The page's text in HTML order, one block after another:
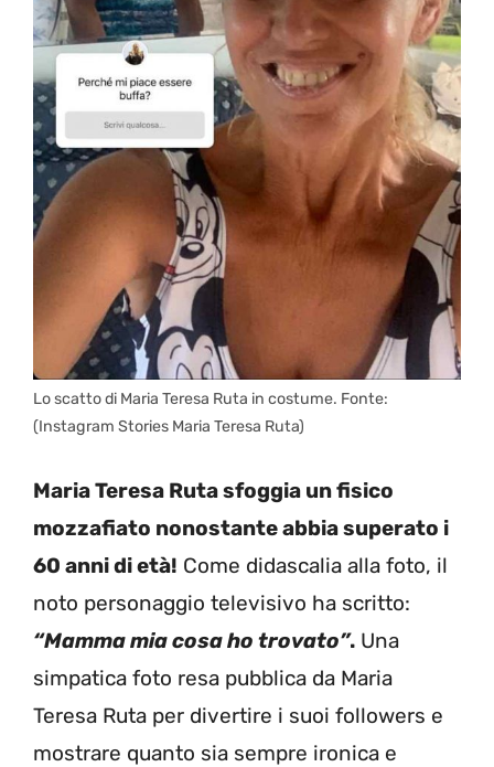
Lo scatto di Maria Teresa Ruta in costume. Fonte:
(Instagram Stories Maria Teresa Ruta)
Maria Teresa Ruta sfoggia un fisico
mozzafiato nonostante abbia superato i
60 anni di età! Come didascalia alla foto, il
noto personaggio televisivo ha scritto:
“Mamma mia cosa ho trovato”. Una
simpatica foto resa pubblica da Maria
Teresa Ruta per divertire i suoi followers e
mostrare quanto sia sempre ironica e